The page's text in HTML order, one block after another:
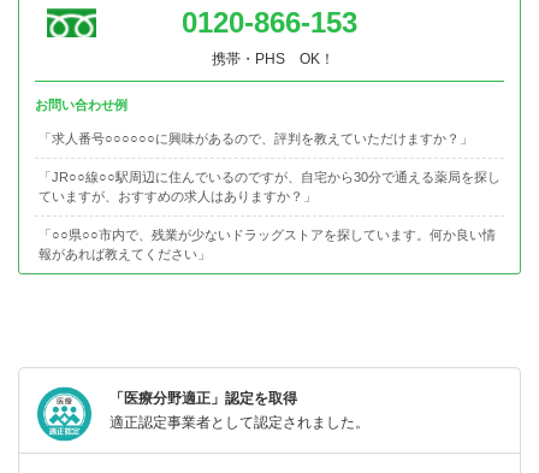
0120-866-153
携帯・PHS OK！
お問い合わせ例
「求人番号○○○○○○に興味があるので、評判を教えていただけますか？」
「JR○○線○○駅周辺に住んでいるのですが、自宅から30分で通える薬局を探し
ていますが、おすすめの求人はありますか？」
「○○県○○市内で、残業が少ないドラッグストアを探しています。何か良い情
報があれば教えてください」
「医療分野適正」認定を取得
適正認定事業者として認定されました。